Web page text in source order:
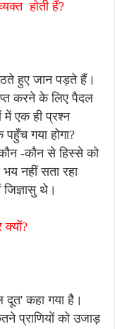
होती हैं?
हुए जान पड़ते हैं।
करने के लिए पैदल
एक ही प्रश्न
गया होगा?
-कौन से हिस्से को
भय नहीं सता रहा
थे।
दूत' कहा गया है।
प्राणियों को उजाड़